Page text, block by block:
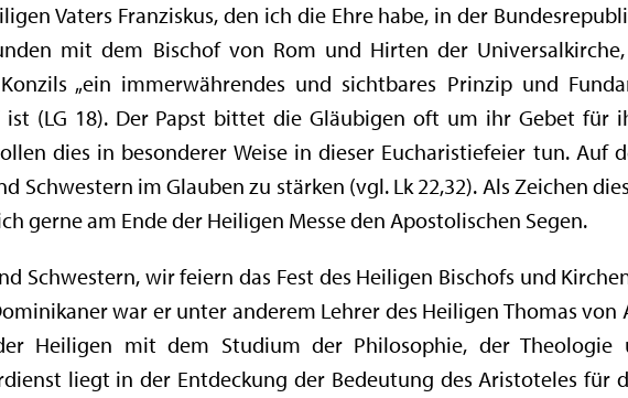
Vaters Franziskus, den ich die Ehre habe, in der
mit dem Bischof von Rom und Hirten der
„ein immerwährendes und sichtbares Prinzip und
ist (LG 18). Der Papst bittet die Gläubigen oft um ihr Gebet
dies in besonderer Weise in dieser Eucharistiefeier tun. Auf
Schwestern im Glauben zu stärken (vgl. Lk 22,32). Als Zeichen
gerne am Ende der Heiligen Messe den Apostolischen Segen.
Schwestern, wir feiern das Fest des Heiligen Bischofs und
war er unter anderem Lehrer des Heiligen Thomas
Heiligen mit dem Studium der Philosophie, der Theologie
liegt in der Entdeckung der Bedeutung des Aristoteles für